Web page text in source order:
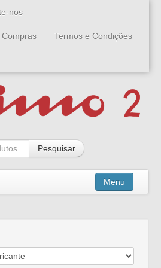
nos
Termos e Condições
Pesquisar
Menu